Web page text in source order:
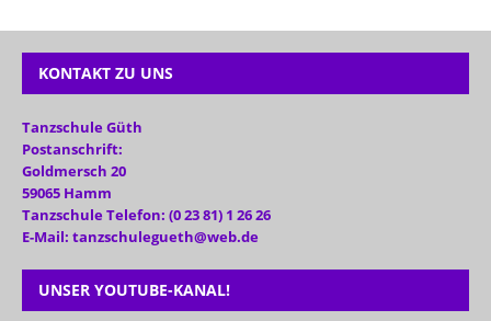
KONTAKT ZU UNS
Tanzschule Güth
Postanschrift:
Goldmersch 20
59065 Hamm
Tanzschule Telefon: (0 23 81) 1 26 26
E-Mail: tanzschulegueth@web.de
UNSER YOUTUBE-KANAL!